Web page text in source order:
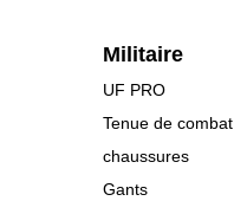
Militaire
UF PRO
Tenue de combat
chaussures
Gants